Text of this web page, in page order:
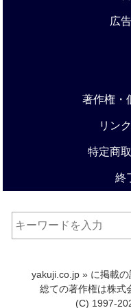
広
著作権・
リン
特定商
終
yakuji.co.jp » に掲載
総ての著作権は株式
(C) 1997-